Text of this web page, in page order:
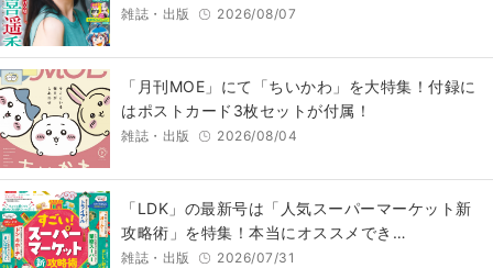
雑誌・出版 2026/08/07
「月刊MOE」にて「ちいかわ」を大特集！付録に
はポストカード3枚セットが付属！
雑誌・出版 2026/08/04
「LDK」の最新号は「人気スーパーマーケット新
攻略術」を特集！本当にオススメでき…
雑誌・出版 2026/07/31